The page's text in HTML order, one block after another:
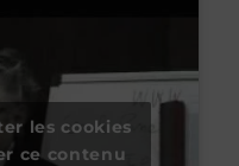
les cookies
ce contenu